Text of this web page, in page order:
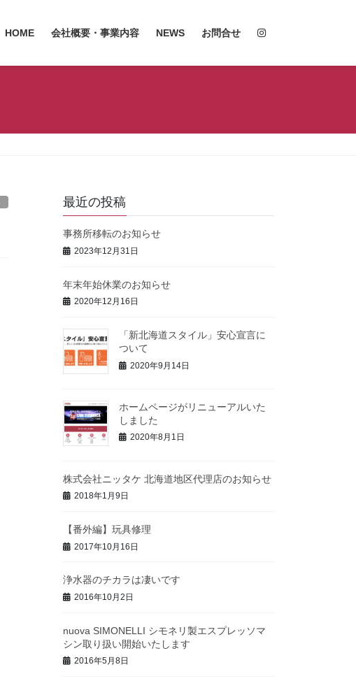
HOME 会社概要・事業内容 NEWS お問合せ
最近の投稿
事務所移転のお知らせ
2023年12月31日
年末年始休業のお知らせ
2020年12月16日
「新北海道スタイル」安心宣言に
ついて
2020年9月14日
ホームページがリニューアルいた
しました
2020年8月1日
株式会社ニッタケ 北海道地区代理店のお知らせ
2018年1月9日
【番外編】玩具修理
2017年10月16日
浄水器のチカラは凄いです
2016年10月2日
nuova SIMONELLI シモネリ製エスプレッソマ
シン取り扱い開始いたします
2016年5月8日